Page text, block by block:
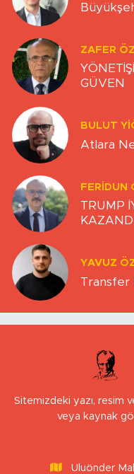
ZAFER
GÜVEN
BULUT
Atlara
FERIDUN
TRUMP
YAVUZ
Transfer
Sitemizdeki yazı, resim
veya kaynak
Uluönder